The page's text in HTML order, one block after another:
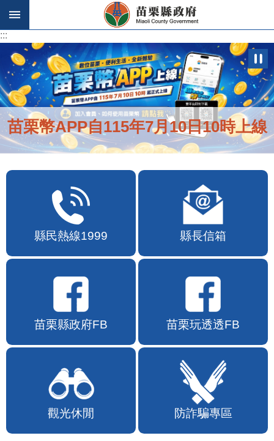
跳到主要內容區塊
:::
苗栗幣APP自115年7月10日10時上線
縣民熱線1999 縣長信箱
苗栗縣政府FB 苗栗玩透透FB
觀光休閒 防詐騙專區